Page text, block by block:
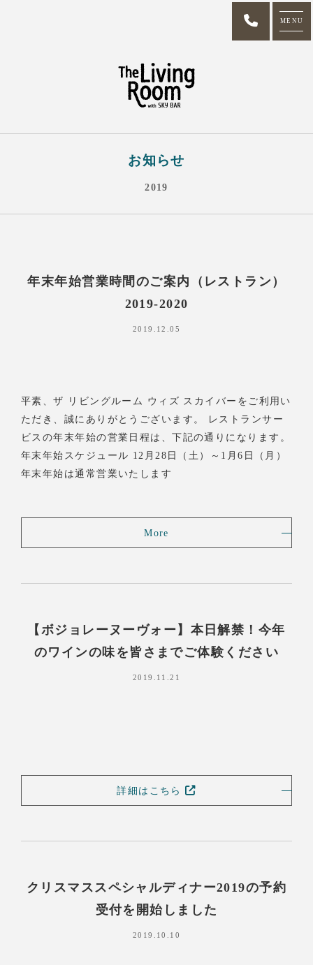
MENU
お知らせ
2019
年末年始営業時間のご案内（レストラン）
2019-2020
2019.12.05
平素、ザ リビングルーム ウィズ スカイバーをご利用い
ただき、誠にありがとうございます。 レストランサー
ビスの年末年始の営業日程は、下記の通りになります。
年末年始スケジュール 12月28日（土）～1月6日（月）
年末年始は通常営業いたします
More
【ボジョレーヌーヴォー】本日解禁！今年
のワインの味を皆さまでご体験ください
2019.11.21
詳細はこちら
クリスマススペシャルディナー2019の予約
受付を開始しました
2019.10.10